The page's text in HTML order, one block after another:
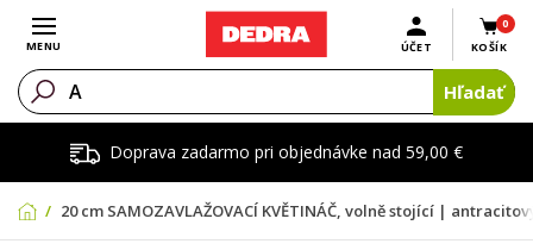
Doprava zadarmo pri objednávke nad 59,00 €
Otvoriť menu
MENU
0
KOŠÍK
ÚČET
Hľadať
20 cm SAMOZAVLAŽOVACÍ KVĚTINÁČ, volně stojící |